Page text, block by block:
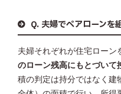
Q. 夫婦でペアローンを
夫婦それぞれが住宅ローン
のローン残高にもとづいて
積の判定は持分ではなく建